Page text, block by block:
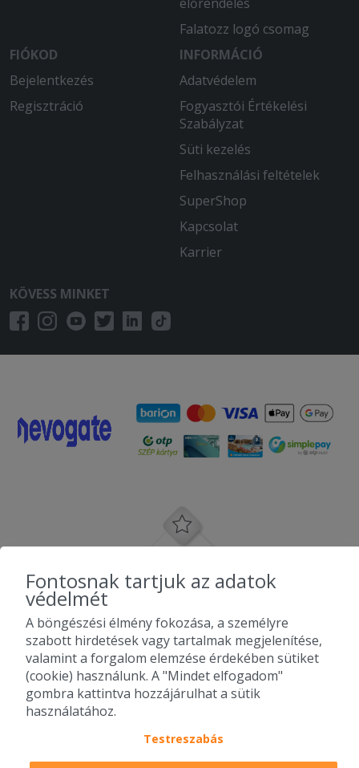
előrendelés
Falatozz logó csomag
FIÓKOD
Bejelentkezés
Regisztráció
INFORMÁCIÓ
Adatvédelem
Fogyasztói Értékelési
Szabályzat
Süti kezelés
Felhasználási feltételek
SuperShop
Kapcsolat
Karrier
KÖVESS MINKET
Fontosnak tartjuk az adatok
védelmét
A böngészési élmény fokozása, a személyre
szabott hirdetések vagy tartalmak megjelenítése,
valamint a forgalom elemzése érdekében sütiket
(cookie) használunk. A "Mindet elfogadom"
gombra kattintva hozzájárulhat a sütik
használatához.
Testreszabás